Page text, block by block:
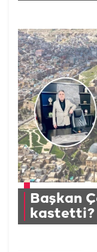
Başkan
kastetti?